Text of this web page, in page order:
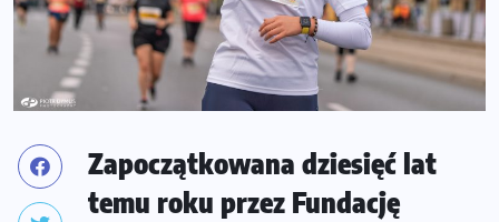
Zapoczątkowana dziesięć lat
temu roku przez Fundację